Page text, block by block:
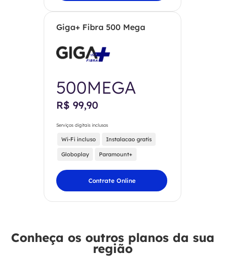
Giga+ Fibra 500 Mega
500MEGA
R$ 99,90
Serviços digitais inclusos
Wi-Fi incluso Instalacao gratis
Globoplay Paramount+
Contrate Online
Conheça os outros planos da sua
região